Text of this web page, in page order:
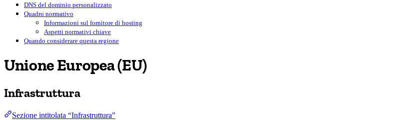
DNS del dominio personalizzato
Quadro normativo
Informazioni sul fornitore di hosting
Aspetti normativi chiave
Quando considerare questa regione
Unione Europea (EU)
Infrastruttura
Sezione intitolata “Infrastruttura”